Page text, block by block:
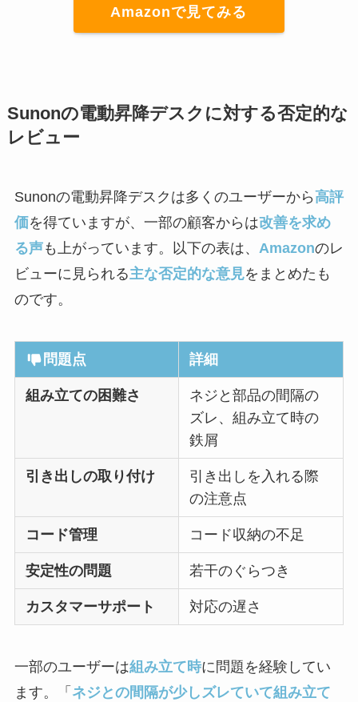
Amazonで見てみる
Sunonの電動昇降デスクに対する否定的な
レビュー
Sunonの電動昇降デスクは多くのユーザーから 高評
価を得ていますが、一部の顧客からは改善を求め
る声も上がっています。以下の表は、 Amazonのレ
ビューに見られる主な否定的な意見をまとめたも
のです。
問題点 詳細
組み立ての困難さ
ネジと部品の間隔の
ズレ、組み立て時の
鉄屑
引き出しの取り付け
引き出しを入れる際
の注意点
コード管理 コード収納の不足
安定性の問題 若干のぐらつき
カスタマーサポート 対応の遅さ
一部のユーザーは組み立て時に問題を経験してい
ます。「 ネジとの間隔が少しズレていて組み立て